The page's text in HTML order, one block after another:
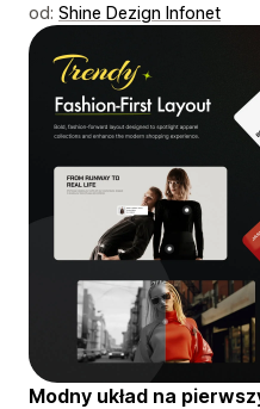
od: Shine Dezign Infonet
Modny układ na